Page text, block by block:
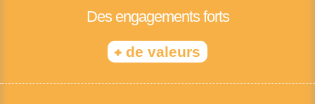
Des engagements forts
+ de valeurs